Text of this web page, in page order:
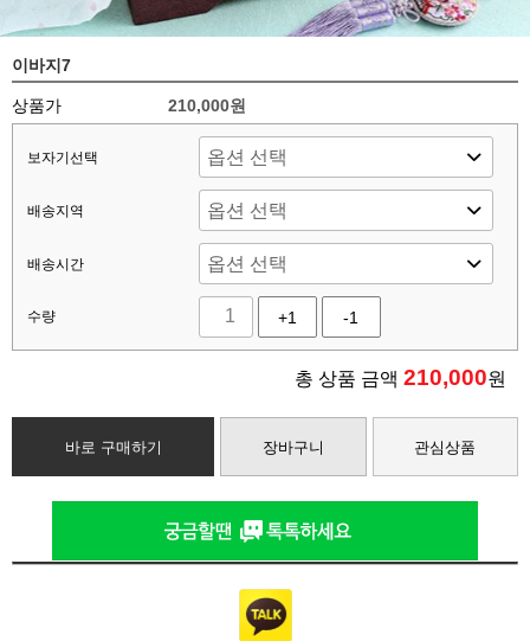
이바지7
상품가 210,000원
보자기선택
배송지역
배송시간
수량 +1 -1
총 상품 금액 210,000원
바로 구매하기 장바구니 관심상품